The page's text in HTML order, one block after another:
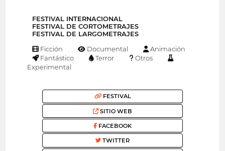
FESTIVAL INTERNACIONAL
FESTIVAL DE CORTOMETRAJES
FESTIVAL DE LARGOMETRAJES
Ficción Documental
Animación
Fantástico
Terror
Otros
Experimental
FESTIVAL
SITIO WEB
FACEBOOK
TWITTER